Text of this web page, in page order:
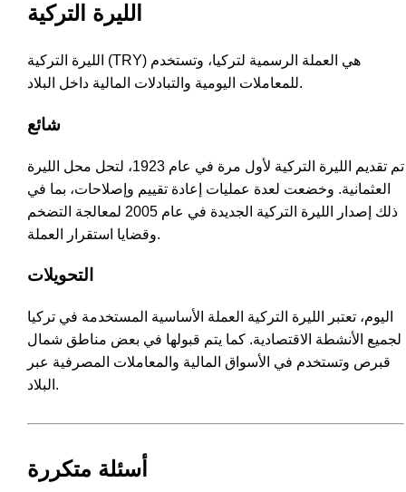
الليرة التركية
الليرة التركية (TRY) هي العملة الرسمية لتركيا، وتستخدم
للمعاملات اليومية والتبادلات المالية داخل البلاد.
شائع
تم تقديم الليرة التركية لأول مرة في عام 1923، لتحل محل الليرة
العثمانية. وخضعت لعدة عمليات إعادة تقييم وإصلاحات، بما في
ذلك إصدار الليرة التركية الجديدة في عام 2005 لمعالجة التضخم
وقضايا استقرار العملة.
التحويلات
اليوم، تعتبر الليرة التركية العملة الأساسية المستخدمة في تركيا
لجميع الأنشطة الاقتصادية. كما يتم قبولها في بعض مناطق شمال
قبرص وتستخدم في الأسواق المالية والمعاملات المصرفية عبر
البلاد.
أسئلة متكررة